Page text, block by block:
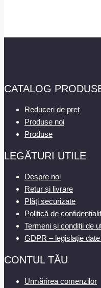
CATALOG
Reduceri de preț
Produse noi
Produse
LEGĂTURI UTILE
Despre noi
Retur și livrare
Plăți securizate
Politică de
Termeni și condiții de
GDPR – legislație
CONTUL TĂU
Urmărirea comenzilor